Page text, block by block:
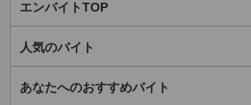
エンバイトTOP
人気のバイト
あなたへのおすすめバイト